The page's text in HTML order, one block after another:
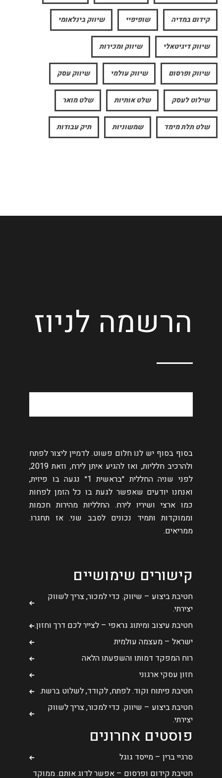
קידום במדיה שופיפיי שיווק בינלאומי
שיווק דיגיטאלי שיווק ומכירות
שיווק ופרסום שיווק עולמי שיווק עסק
שילוט לעסק שלט אותיות שלט מואר
שלט תלת מימד שמשוניות תיק עבודות
הרשמה לניוז
בסוף בסוף יש לנו חלום פשוט. לדמיין ליצור לפתח
ולהרכיב חלליות, ואז להגיע איתן לירח, וזאת 2019,
לפני שניה החללית ״בראשית 1״ נגעה בו פיזית,
ואנחנו יודעים שאפשר לגעת בו כל הזמן לפחות
כמו ארצי ושיריו לירח. החלליות מהירות חכמות
וממוקדות ותמיד נכונים לסבב שני. אז תחגרו.
ממריאים.
קישורים שימושיים
חטיבת ביצוע – שיווק. כדי למכור, צריך לשווק
יצירתי.
חטיבת עיצוב ומיתוג גראפי – לצייר לכם דרך וחזון.
ישראל – מעצמה עולמית
רוח המפקד דמותו והשפעתו הלאה
חזון עסקי ארגוני
חטיבת פיתוח וקוד. לפתח, לקודד, לשלוט ברשת.
חטיבת ביצוע – שיווק. כדי למכור, צריך לשווק
יצירתי.
פוסטים אחרונים
סרגיי ברין – מייסד גוגל
חטיבת קידום ופרסום – אפשר לדוג אותם. ממוקד